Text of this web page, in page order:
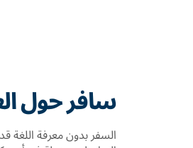
سافر حول
السفر بدون معرفة اللغة